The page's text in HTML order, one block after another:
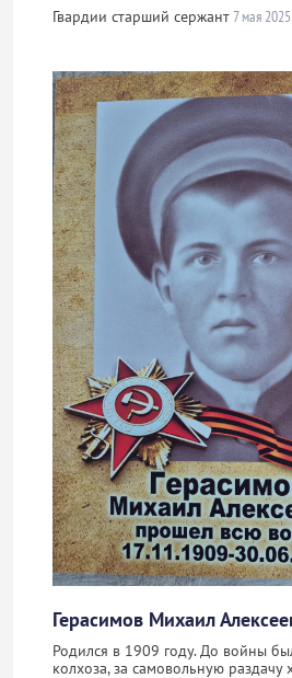
Гвардии старший сержант7 мая 2025
Герасимов Михаил
Родился в 1909 году. До войны
колхоза, за самовольную раздачу